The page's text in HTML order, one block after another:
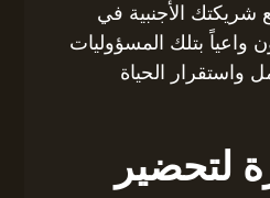
شريكتك الأجنبية في
واعياً بتلك المسؤوليات
واستقرار الحياة
لتحضير